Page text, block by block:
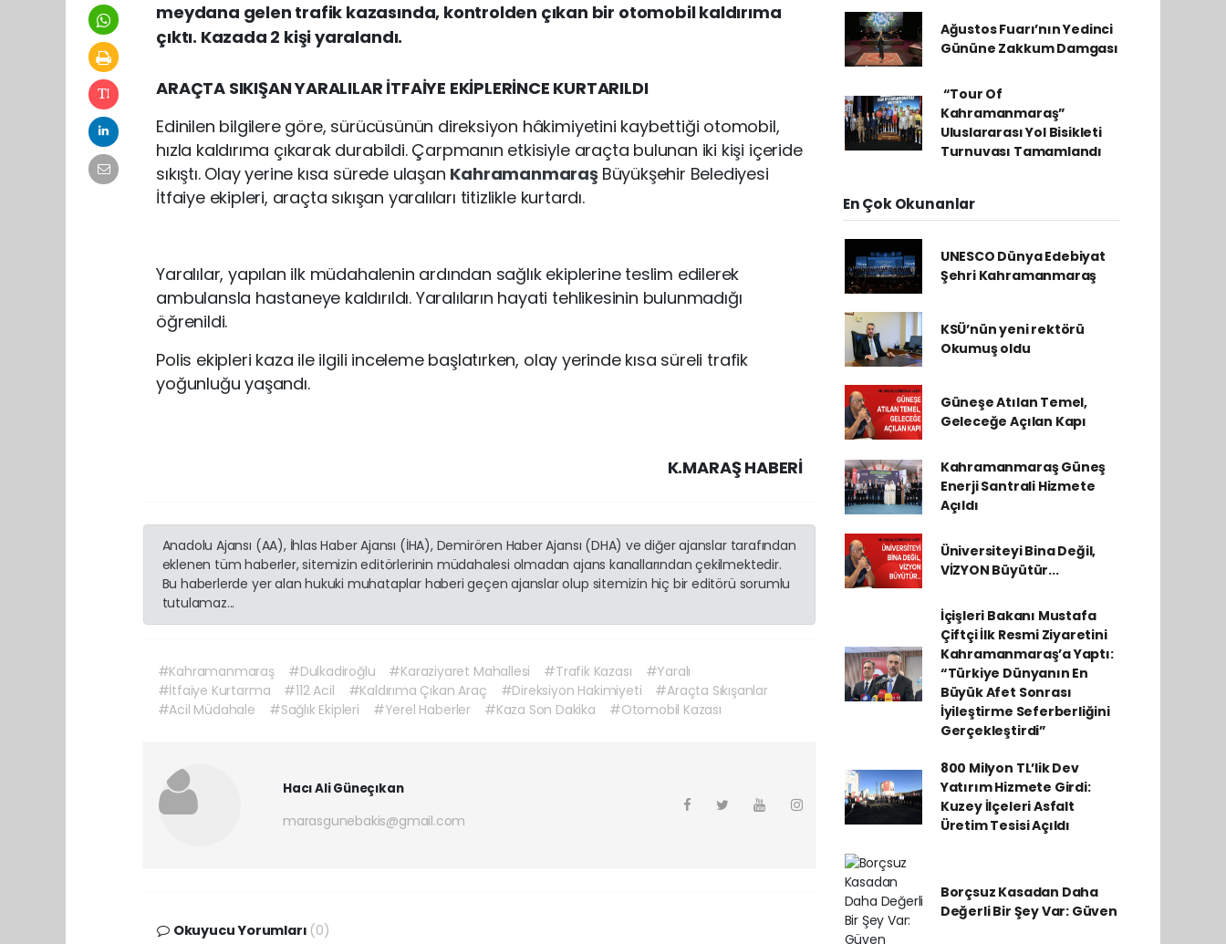
meydana gelen trafik kazasında, kontrolden çıkan bir otomobil kaldırıma
çıktı. Kazada 2 kişi yaralandı.
ARAÇTA SIKIŞAN YARALILAR İTFAİYE EKİPLERİNCE KURTARILDI
Edinilen bilgilere göre, sürücüsünün direksiyon hâkimiyetini kaybettiği otomobil,
hızla kaldırıma çıkarak durabildi. Çarpmanın etkisiyle araçta bulunan iki kişi içeride
sıkıştı. Olay yerine kısa sürede ulaşan Kahramanmaraş Büyükşehir Belediyesi
İtfaiye ekipleri, araçta sıkışan yaralıları titizlikle kurtardı.
Yaralılar, yapılan ilk müdahalenin ardından sağlık ekiplerine teslim edilerek
ambulansla hastaneye kaldırıldı. Yaralıların hayati tehlikesinin bulunmadığı
öğrenildi.
Polis ekipleri kaza ile ilgili inceleme başlatırken, olay yerinde kısa süreli trafik
yoğunluğu yaşandı.
K.MARAŞ HABERİ
Anadolu Ajansı (AA), İhlas Haber Ajansı (İHA), Demirören Haber Ajansı (DHA) ve diğer ajanslar tarafından
eklenen tüm haberler, sitemizin editörlerinin müdahalesi olmadan ajans kanallarından çekilmektedir.
Bu haberlerde yer alan hukuki muhataplar haberi geçen ajanslar olup sitemizin hiç bir editörü sorumlu
tutulamaz...
#Kahramanmaraş #Dulkadiroğlu #Karaziyaret Mahallesi #Trafik Kazası
#Yaralı
#İtfaiye Kurtarma
#112 Acil #Kaldırıma Çıkan Araç #Direksiyon Hakimiyeti
#Araçta Sıkışanlar
#Acil Müdahale
#Sağlık Ekipleri #Yerel Haberler #Kaza Son Dakika #Otomobil Kazası
Hacı Ali Güneçıkan
marasgunebakis@gmail.com
Okuyucu Yorumları (0)
Ağustos Fuarı’nın Yedinci
Gününe Zakkum Damgası
​ “Tour Of
Kahramanmaraş”
Uluslararası Yol Bisikleti
Turnuvası Tamamlandı
En Çok Okunanlar
UNESCO Dünya Edebiyat
Şehri Kahramanmaraş
KSÜ’nün yeni rektörü
Okumuş oldu
Güneşe Atılan Temel,
Geleceğe Açılan Kapı
Kahramanmaraş Güneş
Enerji Santrali Hizmete
Açıldı
Üniversiteyi Bina Değil,
VİZYON Büyütür...
İçişleri Bakanı Mustafa
Çiftçi İlk Resmi Ziyaretini
Kahramanmaraş’a Yaptı:
“Türkiye Dünyanın En
Büyük Afet Sonrası
İyileştirme Seferberliğini
Gerçekleştirdi”
800 Milyon TL’lik Dev
Yatırım Hizmete Girdi:
Kuzey İlçeleri Asfalt
Üretim Tesisi Açıldı
Borçsuz Kasadan Daha
Değerli Bir Şey Var: Güven